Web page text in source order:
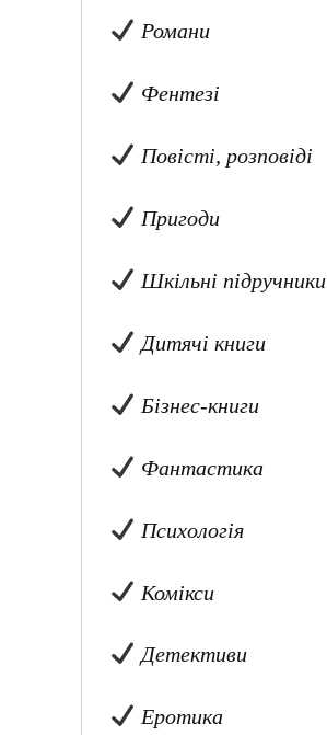
Романи
Фентезі
Повісті, розповіді
Пригоди
Шкільні підручники
Дитячі книги
Бізнес-книги
Фантастика
Психологія
Комікси
Детективи
Еротика